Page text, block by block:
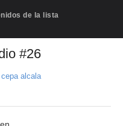
de la lista
#26
alcala